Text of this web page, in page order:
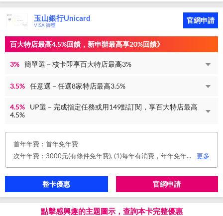
玉山銀行Unicard
VISA 御璽
官網申請
百大特店最高4.5%回饋，新申辦最高享20%回饋》
3% 簡單選－核卡即享百大特店最高3%
3.5% 任意選－任選8家特店最高3.5%
4.5%
UP選－完成指定任務或用149點訂閱，享百大特店最高
4.5%
首年年費：首年免年費
次年年費：3000元(有條件免年費), (1)每年有消費，年年免年費。或(2)同時使用玉山帳戶自動扣繳信用卡款及帳單e化期間享免年費優惠。
更多
整卡優惠 官網申請
點擊感興趣的主題圖示，查詢本卡完整優惠